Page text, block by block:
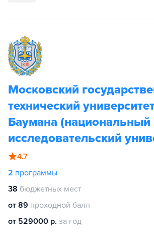
Московский
технический
Баумана (национальный
исследовательский
4.7
2 программы
38 бюджетных мест
от 89 проходной балл
от 529000 р. за год